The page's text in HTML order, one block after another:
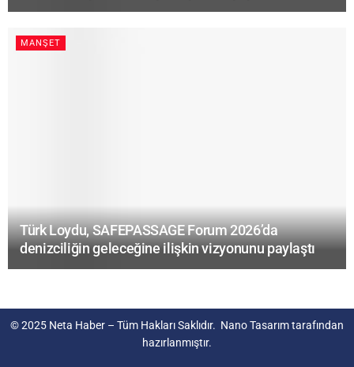
MANŞET
Türk Loydu, SAFEPASSAGE Forum 2026’da
denizciliğin geleceğine ilişkin vizyonunu paylaştı
© 2025 Neta Haber – Tüm Hakları Saklıdır. Nano Tasarımtarafından
hazırlanmıştır.